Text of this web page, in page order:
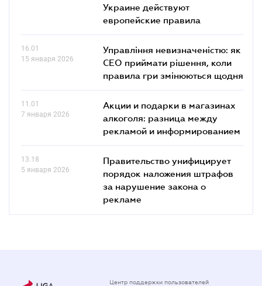
Украине действуют
европейские правила
16.01
15 января 2026
Управління невизначеністю: як
СЕО приймати рішення, коли
правила гри змінюються щодня
11.01
7 января 2026
Акции и подарки в магазинах
алкоголя: разница между
рекламой и информированием
13.18
5 января 2026
Правительство унифицирует
порядок наложения штрафов
за нарушение закона о
рекламе
Центр поддержки пользователей